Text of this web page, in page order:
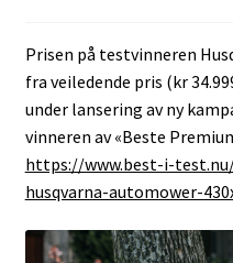
Prisen på testvinneren
fra veiledende pris (kr
under lansering av ny
vinneren av «Beste
https://www.best-i-
husqvarna-automower-